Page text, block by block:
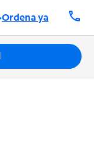
Ordena ya call